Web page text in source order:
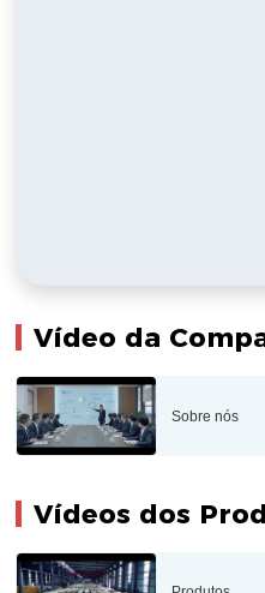
Vídeo da
Sobre nós
Vídeos dos